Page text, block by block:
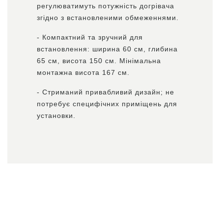
регулюватимуть потужність догрівача
згідно з встановленими обмеженнями.
- Компактний та зручний для
встановлення: ширина 60 см, глибина
65 см, висота 150 см. Мінімальна
монтажна висота 167 см.
- Стриманий привабливий дизайн; не
потребує специфічних приміщень для
установки.